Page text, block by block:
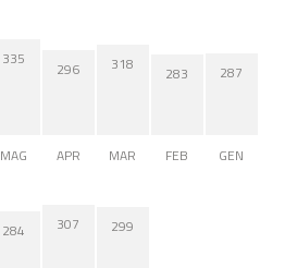
335
MAG
296
APR
318
MAR
283
FEB
287
GEN
284 307 299